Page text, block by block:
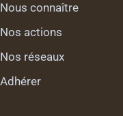
Nous connaître
Nos actions
Nos réseaux
Adhérer